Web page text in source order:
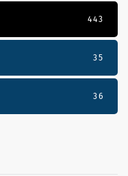
443
35
36